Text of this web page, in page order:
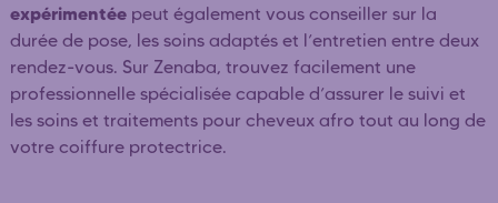
expérimentée peut également vous conseiller sur la
durée de pose, les soins adaptés et l’entretien entre deux
rendez-vous. Sur Zenaba, trouvez facilement une
professionnelle spécialisée capable d’assurer le suivi et
les soins et traitements pour cheveux afro tout au long de
votre coiffure protectrice.